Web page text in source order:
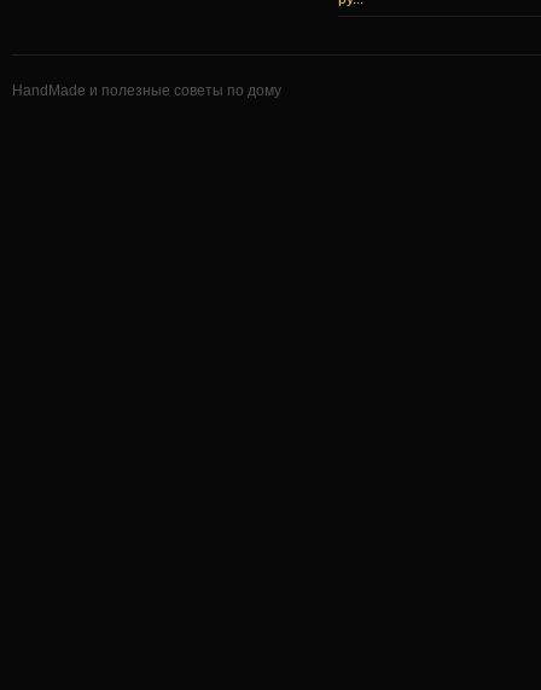
HandMade и полезные советы по дому